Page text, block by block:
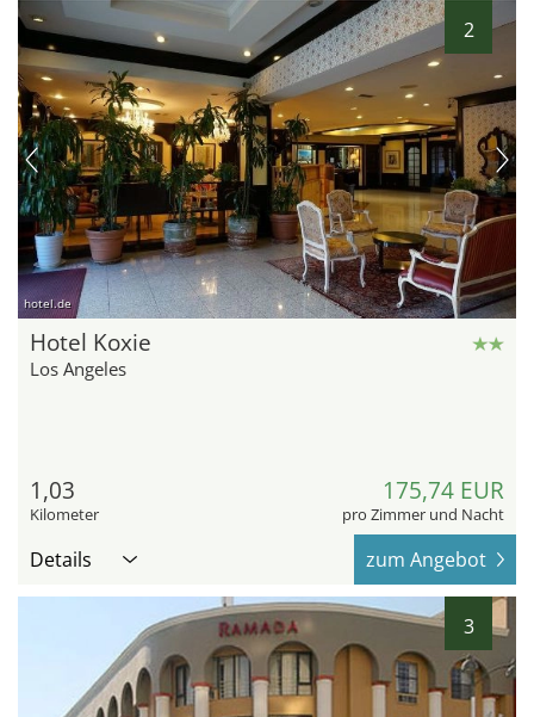
2
hotel.de
Hotel Koxie
Los Angeles
1,03
Kilometer
175,74 EUR
pro Zimmer und Nacht
Details zum Angebot
3